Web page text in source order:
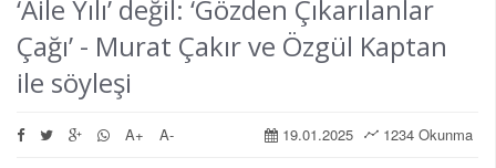
‘Aile Yılı’ değil: ‘Gözden Çıkarılanlar
Çağı’ - Murat Çakır ve Özgül Kaptan
ile söyleşi
1234 Okunma
19.01.2025
A+ A-